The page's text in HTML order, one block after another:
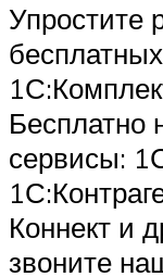
Упростите
Бесплатно
сервисы:
Коннект и
звоните